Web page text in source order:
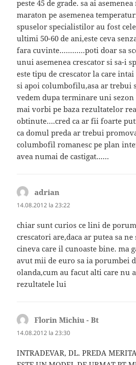
peste 45 de grade. sa ai
maraton pe asemenea
spuselor specialistilor au fost
ultimi 50-60 de ani,este ceva
fara cuvinte…………poti doar sa
unui asemenea crescator si sa-i
este tipu de crescator la care
si apoi columbofilu,asa ar trebui
vedem dupa terminare uni
mai vorbi pe baza rezultatelor
obtinute….cred ca ar fii foarte
ca domul preda ar trebui
columbofil romanesc pe plan
avea numai de castigat……
adrian
14.08.2012 la 23:22
chiar sunt curios ce lini de
crescatori are,daca ar putea sa
cineva care il cunoaste bine. ma
avut mii de euro sa ia porumbei
olanda,cum au facut alti care nu
rezultatele lui
Florin Michiu - Bt
14.08.2012 la 23:30
INTRADEVAR, DL. PREDA